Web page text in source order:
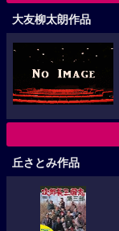
大友柳太朗作品
丘さとみ作品